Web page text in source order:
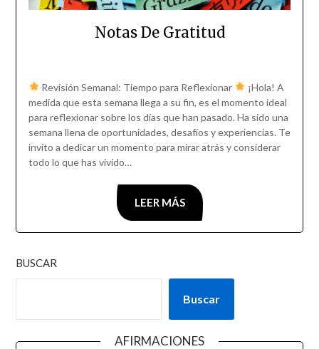
Notas De Gratitud
Revisión Semanal: Tiempo para Reflexionar
¡Hola! A
medida que esta semana llega a su fin, es el momento ideal
para reflexionar sobre los días que han pasado. Ha sido una
semana llena de oportunidades, desafíos y experiencias. Te
invito a dedicar un momento para mirar atrás y considerar
todo lo que has vivido…
LEER MÁS
BUSCAR
Buscar
AFIRMACIONES